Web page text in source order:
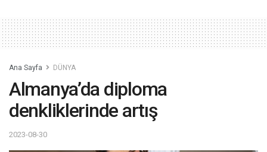
Ana Sayfa DÜNYA
Almanya’da diploma
denkliklerinde artış
2023-08-30